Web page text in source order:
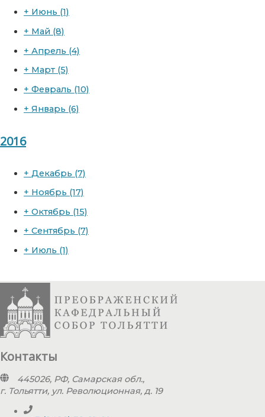
+ Июнь (1)
+ Май (8)
+ Апрель (4)
+ Март (5)
+ Февраль (10)
+ Январь (6)
2016
+ Декабрь (7)
+ Ноябрь (17)
+ Октябрь (15)
+ Сентябрь (7)
+ Июль (1)
Контакты
445026, РФ, Самарская обл.,
г. Тольятти, ул. Революционная, д. 19